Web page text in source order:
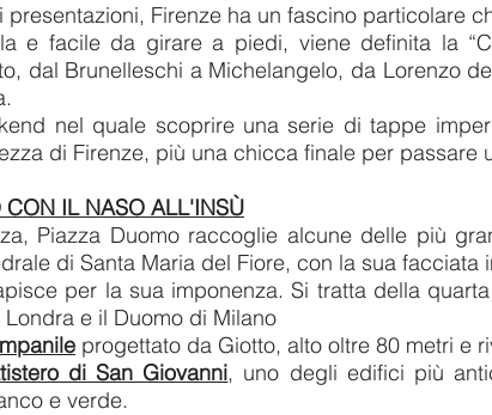
Firenze ha un fascino particolare
e facile da girare a piedi, viene definita la
dal Brunelleschi a Michelangelo, da Lorenzo
nel quale scoprire una serie di tappe
di Firenze, più una chicca finale per passare
IL NASO ALL'INSÙ
Piazza Duomo raccoglie alcune delle più
di Santa Maria del Fiore, con la sua
per la sua imponenza. Si tratta della
e il Duomo di Milano
progettato da Giotto, alto oltre 80 metri e
di San Giovanni, uno degli edifici più
e verde.